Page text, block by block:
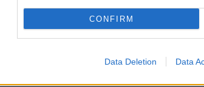
CONFIRM
Data Deletion Data